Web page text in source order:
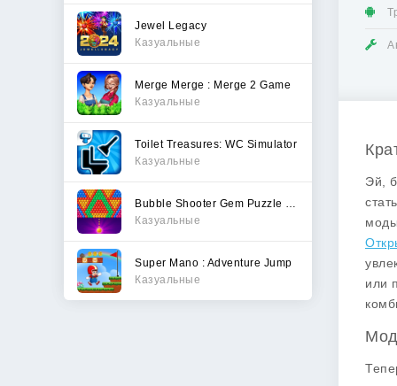
Jewel Legacy
Казуальные
Merge Merge : Merge 2 Game
Казуальные
Toilet Treasures: WC Simulator
Казуальные
Казуальные
Super Mano : Adventure Jump
Казуальные
Эй,
или